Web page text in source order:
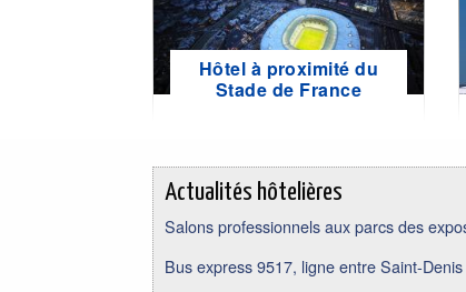
Hôtel à proximité du
Stade de France
Actualités hôtelières
Salons professionnels aux parcs des
Bus express 9517, ligne entre Saint-